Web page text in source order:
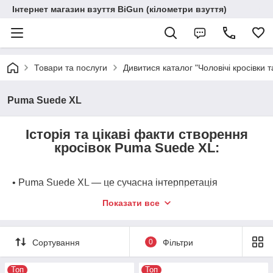
Інтернет магазин взуття BiGun (кілометри взуття)
Товари та послуги Дивитися каталог "Чоловічі кросівки
Puma Suede XL
Історія та цікаві факти створення
кросівок Puma Suede XL:
• Puma Suede XL — це сучасна інтерпретація
вирізняється гіпертрофованим «роздутим» дизайном
• базовий силует Puma Suede народився у 1968 році
як перше спортивне взуття на замшевій основі. Вони
були створені для легкої атлетики та баскетболу;
Показати все
Сортування 0 Фільтри
Топ Топ